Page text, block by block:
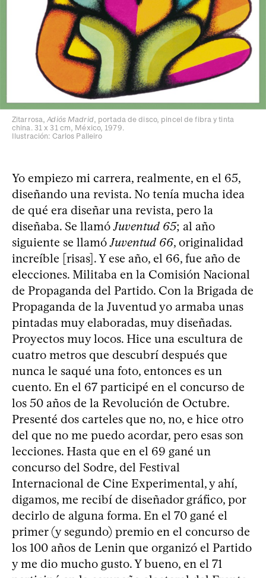
Zitarrosa,Adiós Madrid, portada de disco, pincel de fibra y tinta
china. 31 x 31 cm, México, 1979.
Ilustración: Carlos Palleiro
Yo empiezo mi carrera, realmente, en el 65,
diseñando una revista. No tenía mucha idea
de qué era diseñar una revista, pero la
diseñaba. Se llamóJuventud 65; al año
siguiente se llamóJuventud 66, originalidad
increíble [risas]. Y ese año, el 66, fue año de
elecciones. Militaba en la Comisión Nacional
de Propaganda del Partido. Con la Brigada de
Propaganda de la Juventud yo armaba unas
pintadas muy elaboradas, muy diseñadas.
Proyectos muy locos. Hice una escultura de
cuatro metros que descubrí después que
nunca le saqué una foto, entonces es un
cuento. En el 67 participé en el concurso de
los 50 años de la Revolución de Octubre.
Presenté dos carteles que no, no, e hice otro
del que no me puedo acordar, pero esas son
lecciones. Hasta que en el 69 gané un
concurso del Sodre, del Festival
Internacional de Cine Experimental, y ahí,
digamos, me recibí de diseñador gráfico, por
decirlo de alguna forma. En el 70 gané el
primer (y segundo) premio en el concurso de
los 100 años de Lenin que organizó el Partido
y me dio mucho gusto. Y bueno, en el 71